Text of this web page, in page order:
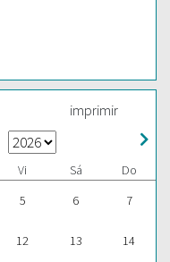
imprimir
Vi Sá
Do
5 6 7
12 13 14